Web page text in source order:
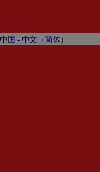
中国 - 中⽂（简体）